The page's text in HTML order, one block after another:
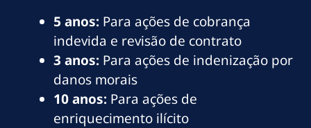
5 anos: Para ações de cobrança
indevida e revisão de contrato
3 anos: Para ações de indenização por
danos morais
10 anos: Para ações de
enriquecimento ilícito